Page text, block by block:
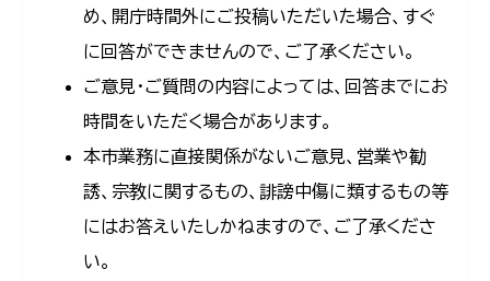
め、開庁時間外にご投稿いただいた場合、すぐ
に回答ができませんので、ご了承ください。
ご意見・ご質問の内容によっては、回答までにお
時間をいただく場合があります。
本市業務に直接関係がないご意見、営業や勧
誘、宗教に関するもの、誹謗中傷に類するもの等
にはお答えいたしかねますので、ご了承くださ
い。